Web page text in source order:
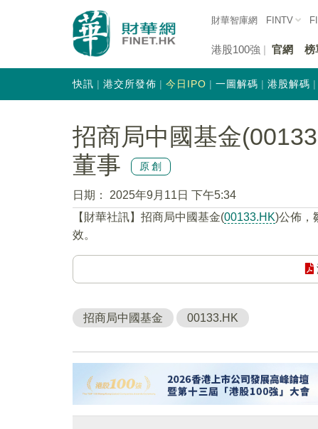
財華智庫網 FINTV
港股100強 官網 榜
快訊 港交所發佈 今日IPO 一圖解碼 港股解碼
招商局中國基金
董事
原創
日期：
2025年9月11日 下午5:34
【財華社訊】招商局中國基金(00133.HK)公佈，
效。
招商局中國基金 00133.HK